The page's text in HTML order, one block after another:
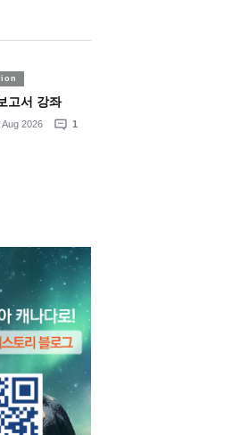
고서 강좌
Aug 2026 1